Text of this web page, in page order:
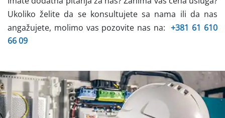
Ukoliko želite da se konsultujete sa nama ili da nas
angažujete, molimo vas pozovite nas na: +381 61 610
66 09